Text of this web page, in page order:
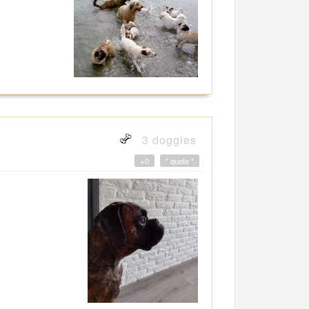
3 doggies
" quote "
+0